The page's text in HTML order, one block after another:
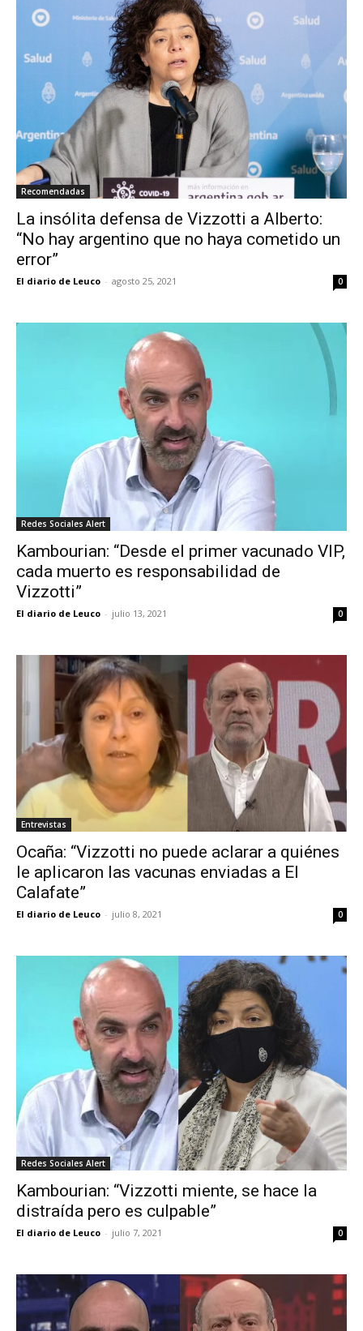
Recomendadas
La insólita defensa de Vizzotti a Alberto:
“No hay argentino que no haya cometido un
error”
El diario de Leuco - agosto 25, 2021 0
Redes Sociales Alert
Kambourian: “Desde el primer vacunado VIP,
cada muerto es responsabilidad de
Vizzotti”
El diario de Leuco - julio 13, 2021 0
Entrevistas
Ocaña: “Vizzotti no puede aclarar a quiénes
le aplicaron las vacunas enviadas a El
Calafate”
El diario de Leuco - julio 8, 2021 0
Redes Sociales Alert
Kambourian: “Vizzotti miente, se hace la
distraída pero es culpable”
El diario de Leuco - julio 7, 2021 0